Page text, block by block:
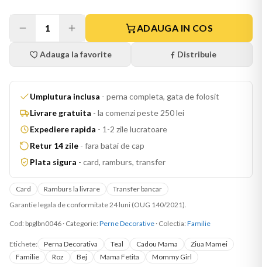
1 ADAUGA IN COS
Adauga la favorite Distribuie
Umplutura inclusa - perna completa, gata de folosit
Livrare gratuita - la comenzi peste 250 lei
Expediere rapida - 1-2 zile lucratoare
Retur 14 zile - fara batai de cap
Plata sigura - card, ramburs, transfer
Card Ramburs la livrare
Transfer bancar
Garantie legala de conformitate 24 luni (OUG 140/2021).
Cod: bpglbn0046 · Categorie: Perne Decorative · Colectia: Familie
Etichete: Perna Decorativa Teal Cadou Mama
Ziua Mamei
Familie
Roz Bej Mama Fetita Mommy Girl